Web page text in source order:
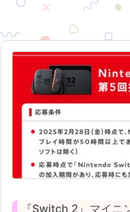
『Switch 2』マイニ